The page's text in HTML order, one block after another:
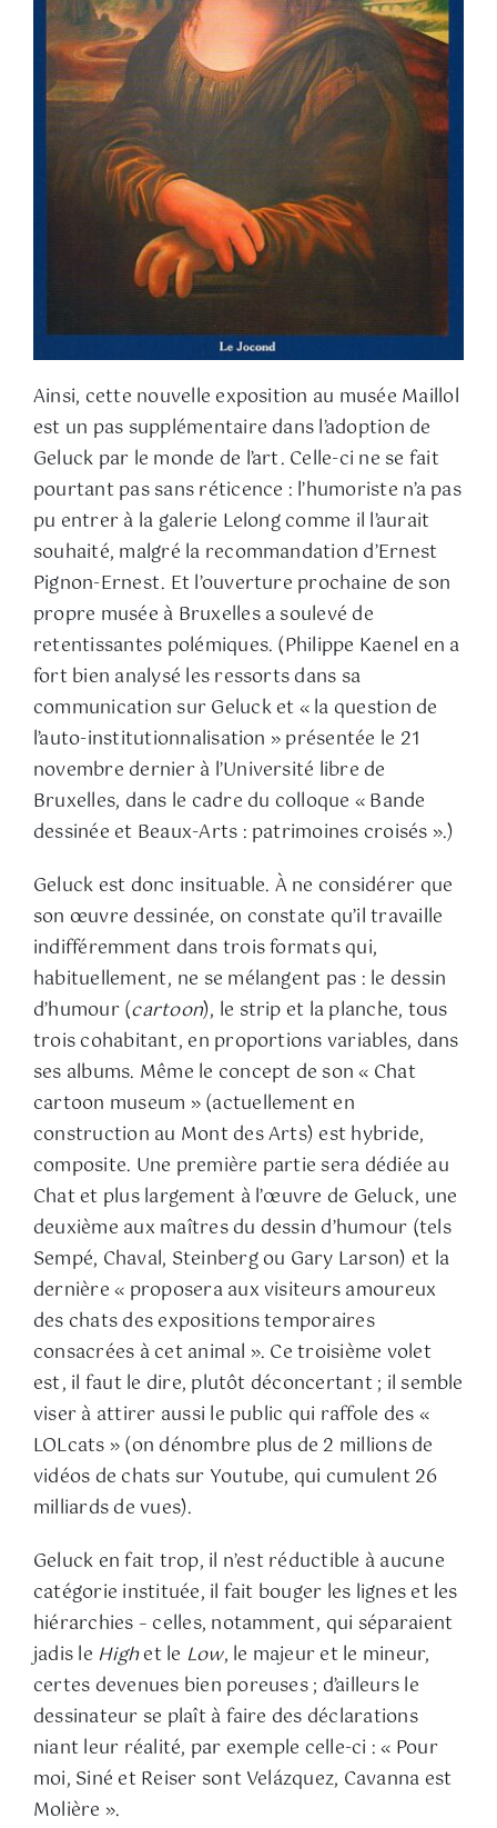
Ainsi, cette nouvelle exposition au musée Maillol
est un pas supplémentaire dans l’adoption de
Geluck par le monde de l’art. Celle-ci ne se fait
pourtant pas sans réticence : l’humoriste n’a pas
pu entrer à la galerie Lelong comme il l’aurait
souhaité, malgré la recommandation d’Ernest
Pignon-Ernest. Et l’ouverture prochaine de son
propre musée à Bruxelles a soulevé de
retentissantes polémiques. (Philippe Kaenel en a
fort bien analysé les ressorts dans sa
communication sur Geluck et « la question de
l’auto-institutionnalisation » présentée le 21
novembre dernier à l’Université libre de
Bruxelles, dans le cadre du colloque « Bande
dessinée et Beaux-Arts : patrimoines croisés ».)
Geluck est donc insituable. À ne considérer que
son œuvre dessinée, on constate qu’il travaille
indifféremment dans trois formats qui,
habituellement, ne se mélangent pas : le dessin
d’humour (cartoon), le strip et la planche, tous
trois cohabitant, en proportions variables, dans
ses albums. Même le concept de son « Chat
cartoon museum » (actuellement en
construction au Mont des Arts) est hybride,
composite. Une première partie sera dédiée au
Chat et plus largement à l’œuvre de Geluck, une
deuxième aux maîtres du dessin d’humour (tels
Sempé, Chaval, Steinberg ou Gary Larson) et la
dernière « proposera aux visiteurs amoureux
des chats des expositions temporaires
consacrées à cet animal ». Ce troisième volet
est, il faut le dire, plutôt déconcertant ; il semble
viser à attirer aussi le public qui raffole des «
LOLcats » (on dénombre plus de 2 millions de
vidéos de chats sur Youtube, qui cumulent 26
milliards de vues).
Geluck en fait trop, il n’est réductible à aucune
catégorie instituée, il fait bouger les lignes et les
hiérarchies – celles, notamment, qui séparaient
jadis le Highet le Low, le majeur et le mineur,
certes devenues bien poreuses ; d’ailleurs le
dessinateur se plaît à faire des déclarations
niant leur réalité, par exemple celle-ci : « Pour
moi, Siné et Reiser sont Velázquez, Cavanna est
Molière ».